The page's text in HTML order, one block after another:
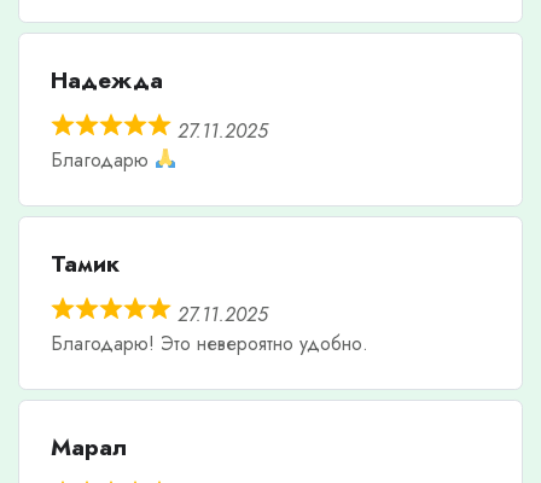
Надежда
27.11.2025
Благодарю
Тамик
27.11.2025
Благодарю! Это невероятно удобно.
Марал